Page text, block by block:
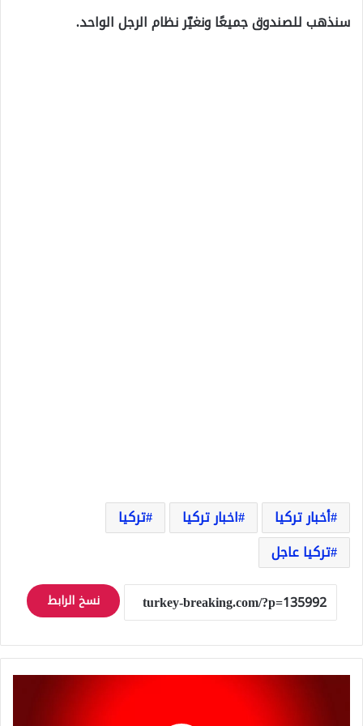
سنذهب للصندوق جميعًا ونغيّر نظام الرجل الواحد.
أخبار تركيا اخبار تركيا
تركيا
تركيا عاجل
نسخ الرابط